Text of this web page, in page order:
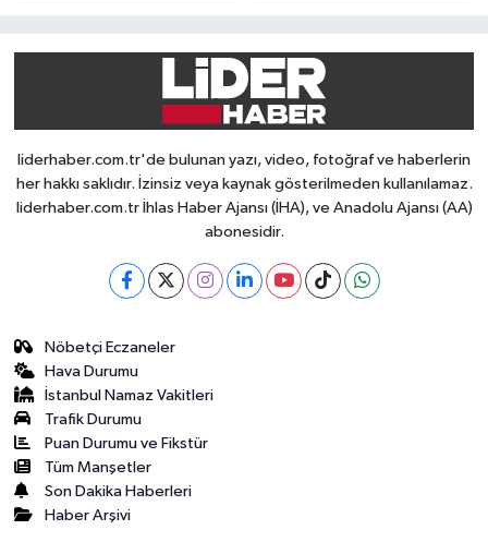
liderhaber.com.tr'de bulunan yazı, video, fotoğraf ve haberlerin
her hakkı saklıdır. İzinsiz veya kaynak gösterilmeden kullanılamaz.
liderhaber.com.tr İhlas Haber Ajansı (İHA), ve Anadolu Ajansı (AA)
abonesidir.
Nöbetçi Eczaneler
Hava Durumu
İstanbul Namaz Vakitleri
Trafik Durumu
Puan Durumu ve Fikstür
Tüm Manşetler
Son Dakika Haberleri
Haber Arşivi